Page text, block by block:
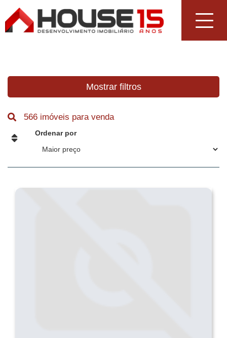
Toggle
Mostrar filtros
566 imóveis para venda
Ordenar por